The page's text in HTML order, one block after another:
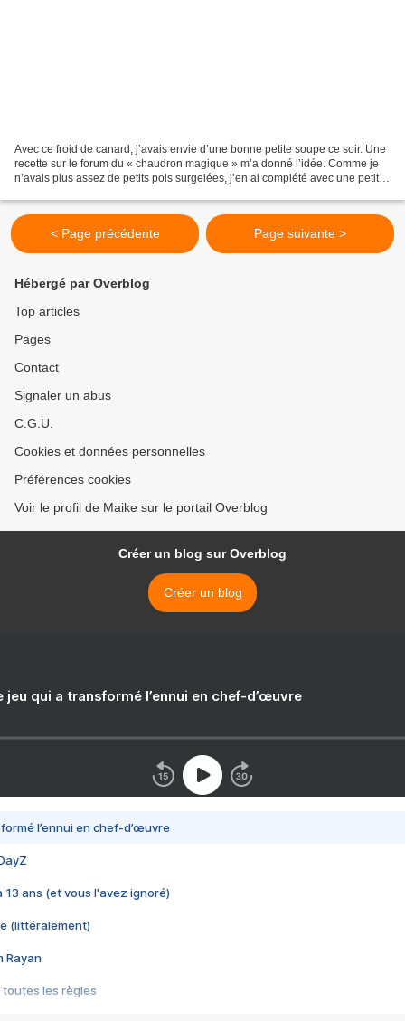
Avec ce froid de canard, j’avais envie d’une bonne petite soupe ce soir. Une
recette sur le forum du « chaudron magique » m’a donné l’idée. Comme je
n’avais plus assez de petits pois surgelées, j’en ai complété avec une petites
< Page précédente Page suivante >
Hébergé par Overblog
Top articles
Pages
Contact
Signaler un abus
C.G.U.
Cookies et données personnelles
Préférences cookies
Voir le profil de Maike sur le portail Overblog
Créer un blog sur Overblog
Créer un blog
jeu qui a transformé l’ennui en chef-d’œuvre
l’ennui en chef-d’œuvre
13 ans (et vous l'avez ignoré)
(littéralement)
Rayan
toutes les règles